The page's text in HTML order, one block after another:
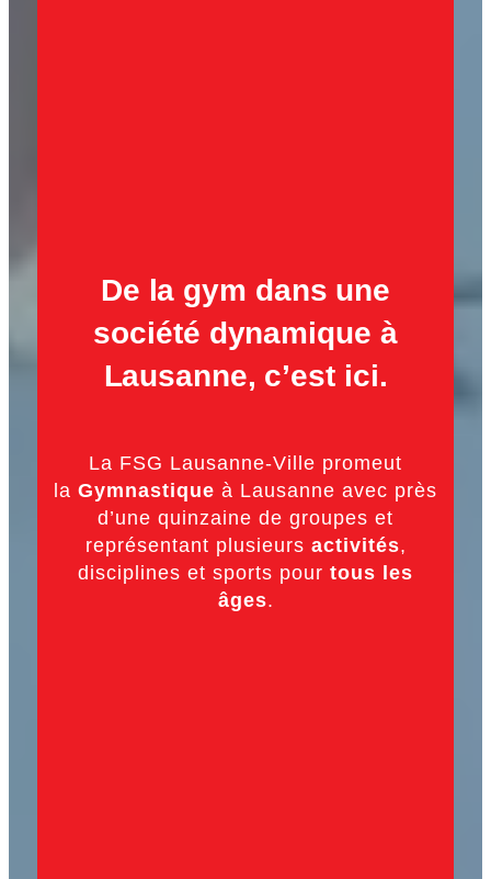
De la gym dans une
société dynamique à
Lausanne, c’est ici.
La FSG Lausanne-Ville promeut
la Gymnastique à Lausanne avec près
d’une quinzaine de groupes et
représentant plusieurs activités,
disciplines et sports pour tous les
âges.